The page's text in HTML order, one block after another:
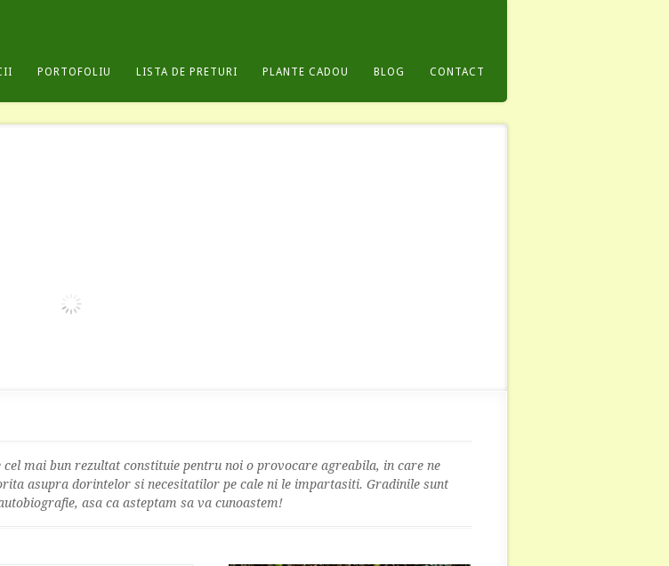
PORTOFOLIU LISTA DE PRETURI PLANTE CADOU BLOG CONTACT
mai bun rezultat constituie pentru noi o provocare agreabila, in care ne
asupra dorintelor si necesitatilor pe cale ni le impartasiti. Gradinile sunt
asa ca asteptam sa va cunoastem!